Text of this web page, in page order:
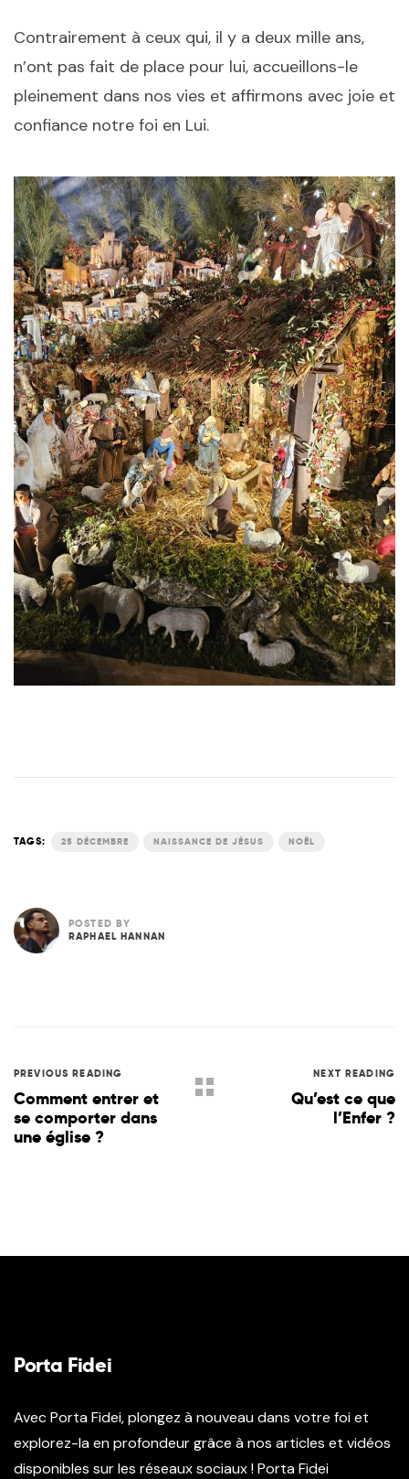
Contrairement à ceux qui, il y a deux mille ans,
n’ont pas fait de place pour lui, accueillons-le
pleinement dans nos vies et affirmons avec joie et
confiance notre foi en Lui.
TAGS: 25 DÉCEMBRE NAISSANCE DE JÉSUS NOËL
POSTED BY
RAPHAEL HANNAN
PREVIOUS READING
Comment entrer et
se comporter dans
une église ?
NEXT READING
Qu’est ce que
l’Enfer ?
Porta Fidei
Avec Porta Fidei, plongez à nouveau dans votre foi et
explorez-la en profondeur grâce à nos articles et vidéos
disponibles sur les réseaux sociaux ! Porta Fidei